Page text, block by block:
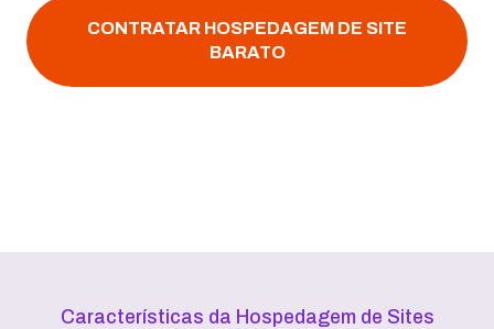
CONTRATAR HOSPEDAGEM DE SITE
BARATO
Características da Hospedagem de Sites